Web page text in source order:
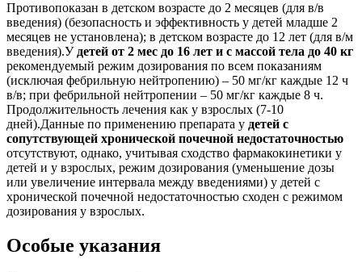
Противопоказан в детском возрасте до 2 месяцев (для в/в
введения) (безопасность и эффективность у детей младше 2
месяцев не установлена); в детском возрасте до 12 лет (для в/м
введения).У детей от 2 мес до 16 лет и с массой тела до 40 кг
рекомендуемый режим дозирования по всем показаниям
(исключая фебрильную нейтропению) – 50 мг/кг каждые 12 ч
в/в; при фебрильной нейтропении – 50 мг/кг каждые 8 ч.
Продолжительность лечения как у взрослых (7-10
дней).Данные по применению препарата у детей с
сопутствующей хронической почечной недостаточностью
отсутствуют, однако, учитывая сходство фармакокинетики у
детей и у взрослых, режим дозирования (уменьшение дозы
или увеличение интервала между введениями) у детей с
хронической почечной недостаточностью сходен с режимом
дозирования у взрослых.
Особые указания